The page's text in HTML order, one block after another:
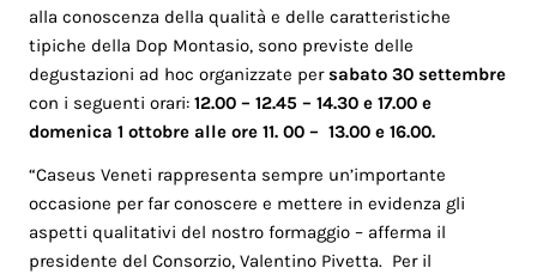
alla conoscenza della qualità e delle caratteristiche
tipiche della Dop Montasio, sono previste delle
degustazioni ad hoc organizzate persabato 30 settembre
con i seguenti orari:12.00 – 12.45 – 14.30 e 17.00 e
domenica 1 ottobre alle ore 11. 00 – 13.00 e 16.00.
“Caseus Veneti rappresenta sempre un’importante
occasione per far conoscere e mettere in evidenza gli
aspetti qualitativi del nostro formaggio – afferma il
presidente del Consorzio, Valentino Pivetta. Per il